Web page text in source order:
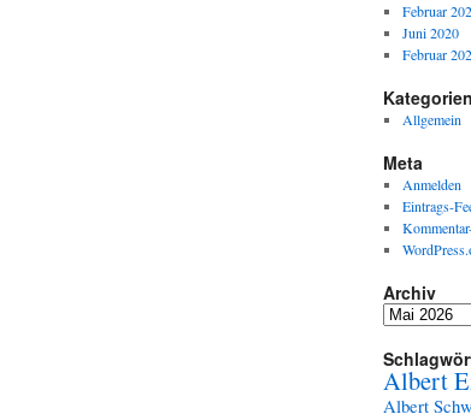
Februar
Juni 2020
Februar
Kategorien
Allgemein
Meta
Anmelden
Eintrags-
Archiv
Archiv
Albert
Albert